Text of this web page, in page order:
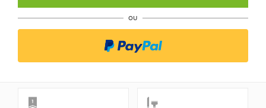
o
s
ou